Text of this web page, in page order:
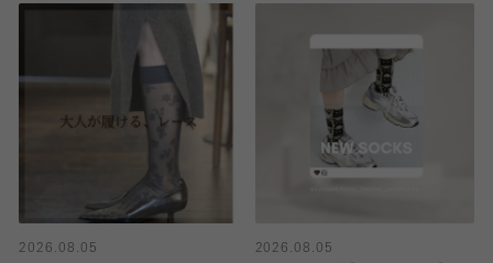
2026.08.05
2026.08.05